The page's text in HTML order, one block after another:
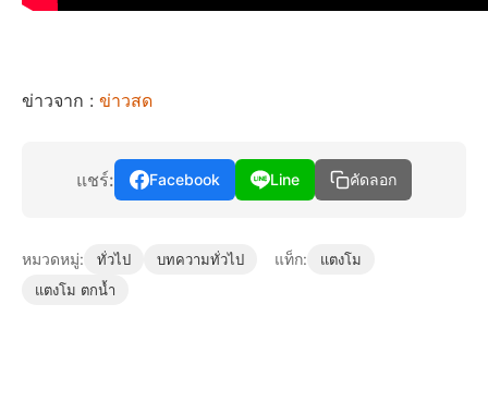
ข่าวจาก : ข่าวสด
แชร์: Facebook Line คัดลอก
หมวดหมู่: ทั่วไป บทความทั่วไป แท็ก:
แตงโม
แตงโม ตกน้ำ